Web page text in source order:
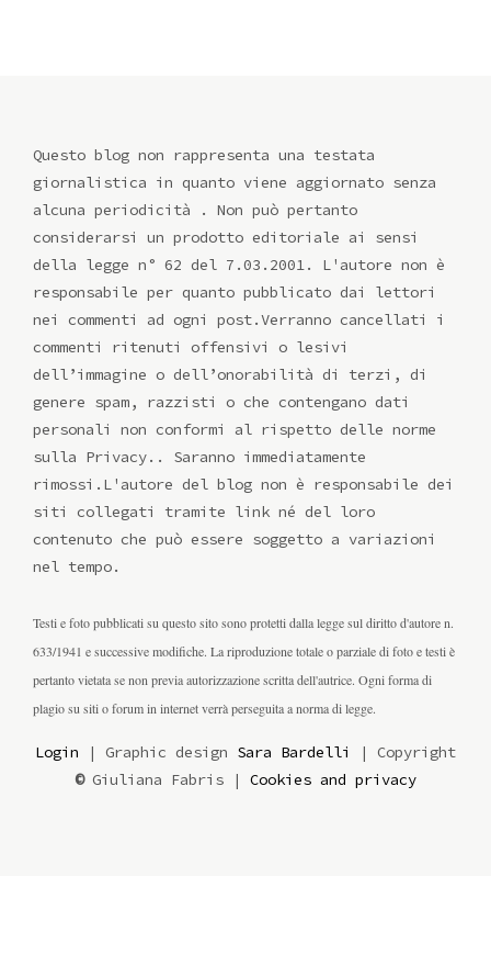
Questo blog non rappresenta una testata
giornalistica in quanto viene aggiornato senza
alcuna periodicità . Non può pertanto
considerarsi un prodotto editoriale ai sensi
della legge n° 62 del 7.03.2001. L'autore non è
responsabile per quanto pubblicato dai lettori
nei commenti ad ogni post.Verranno cancellati i
commenti ritenuti offensivi o lesivi
dell’immagine o dell’onorabilità di terzi, di
genere spam, razzisti o che contengano dati
personali non conformi al rispetto delle norme
sulla Privacy.. Saranno immediatamente
rimossi.L'autore del blog non è responsabile dei
siti collegati tramite link né del loro
contenuto che può essere soggetto a variazioni
nel tempo.
Testi e foto pubblicati su questo sito sono protetti dalla legge sul diritto d'autore n.
633/1941 e successive modifiche. La riproduzione totale o parziale di foto e testi è
pertanto vietata se non previa autorizzazione scritta dell'autrice. Ogni forma di
plagio su siti o forum in internet verrà perseguita a norma di legge.
Login | Graphic design Sara Bardelli
| Copyright
© Giuliana Fabris | Cookies and privacy